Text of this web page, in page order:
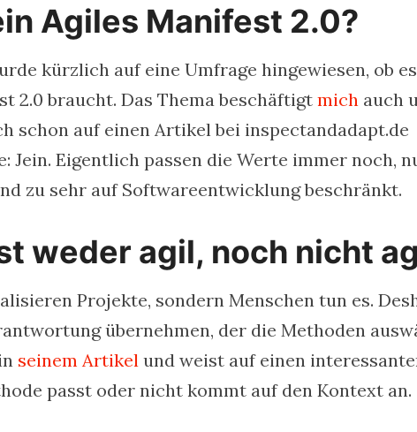
Agiles Manifest 2.0?
kürzlich auf eine Umfrage hingewiesen, ob es
2.0 braucht. Das Thema beschäftigt michauch
schon auf einen Artikel bei inspectandadapt.de
Jein. Eigentlich passen die Werte immer noch,
zu sehr auf Softwareentwicklung beschränkt.
weder agil, noch nicht
Projekte, sondern Menschen tun es.
übernehmen, der die Methoden
seinem Artikelund weist auf einen
passt oder nicht kommt auf den Kontext an.